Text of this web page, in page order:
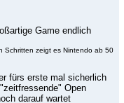
Game endlich
Schritten zeigt es Nintendo ab 50
fürs erste mal sicherlich
Open
darauf wartet